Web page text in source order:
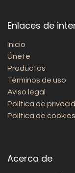
Enlaces de
Inicio
Únete
Productos
Términos de uso
Aviso legal
Política de
Política de cookies
Acerca de